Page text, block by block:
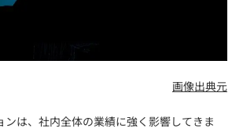
画像出典元
ンは、社内全体の業績に強く影響してきま